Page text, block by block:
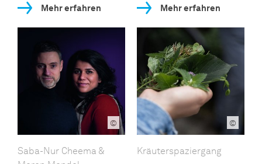
Mehr erfahren Mehr erfahren
©
Saba-Nur Cheema &
©
Kräuterspaziergang